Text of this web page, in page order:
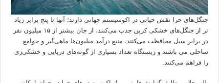
جنگل‌های حرا نقش حیاتی در اکوسیستم جهانی دارند؛ آنها تا پنج برابر زیاد
تر از جنگل‌های خشکی کربن جذب می‌کنند، از جان بیشتر از ۱۵ میلیون نفر
در برابر سیل محافظت می‌کنند، منبع درآمد میلیون‌ها ماهی‌گیر و جوامع
ساحلی می باشند و زیستگاه تعداد بسیاری از گونه‌های دریایی و خشکی‌زی
را فراهم می‌کنند.